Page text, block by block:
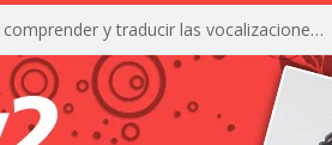
La IA está acercándonos a comprender y traducir las vocalizaciones y comportamientos de nuestras mascotas